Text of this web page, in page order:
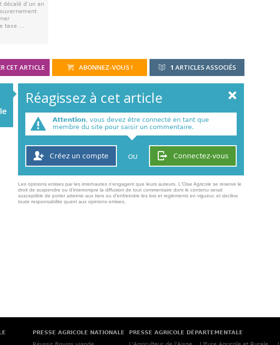
décalé d’un an
taxe ...
1 ARTICLES ASSOCIÉS
CET ARTICLE ABONNEZ-VOUS !
Réagissez à cet article
Attention, vous devez être connecté en tant que
membre du site pour saisir un commentaire.
Connectez-vous
Créez un compte OU
Les opinions emises par les internautes n'engagent que leurs auteurs. L'Oise Agricole se reserve le
droit de suspendre ou d'interrompre la diffusion de tout commentaire dont le contenu serait
susceptible de porter atteinte aux tiers ou d'enfreindre les lois et reglements en vigueur, et decline
toute responsabilite quant aux opinions emises,
PRESSE AGRICOLE NATIONALE
PRESSE AGRICOLE DÉPARTEMENTALE